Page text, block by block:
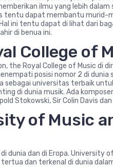
ilmu yang lebih
tentu dapat membantu murid-
ini tentu dapat di lihat dari
di benua ini.
College of
the Royal College of Music di
posisi nomor 2 di
sebagai universitas terbaik
di dunia musik. Ada
Stokowski, Sir Colin Davis
of Music
dunia dan di Eropa. University
dan terkenal di dunia